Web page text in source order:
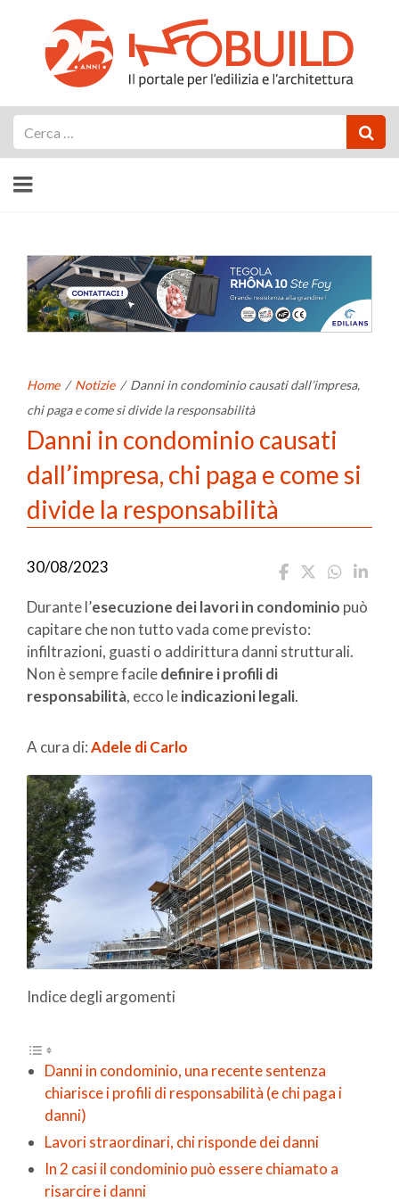
Home / Notizie / Danni in condominio causati dall’impresa,
chi paga e come si divide la responsabilità
Danni in condominio causati
dall’impresa, chi paga e come si
divide la responsabilità
30/08/2023
Durante l’esecuzione dei lavori in condominio può
capitare che non tutto vada come previsto:
infiltrazioni, guasti o addirittura danni strutturali.
Non è sempre faciledefinire i profili di
responsabilità, ecco leindicazioni legali.
A cura di:Adele di Carlo
Indice degli argomenti
Danni in condominio, una recente sentenza
chiarisce i profili di responsabilità (e chi paga i
danni)
Lavori straordinari, chi risponde dei danni
In 2 casi il condominio può essere chiamato a
risarcire i danni